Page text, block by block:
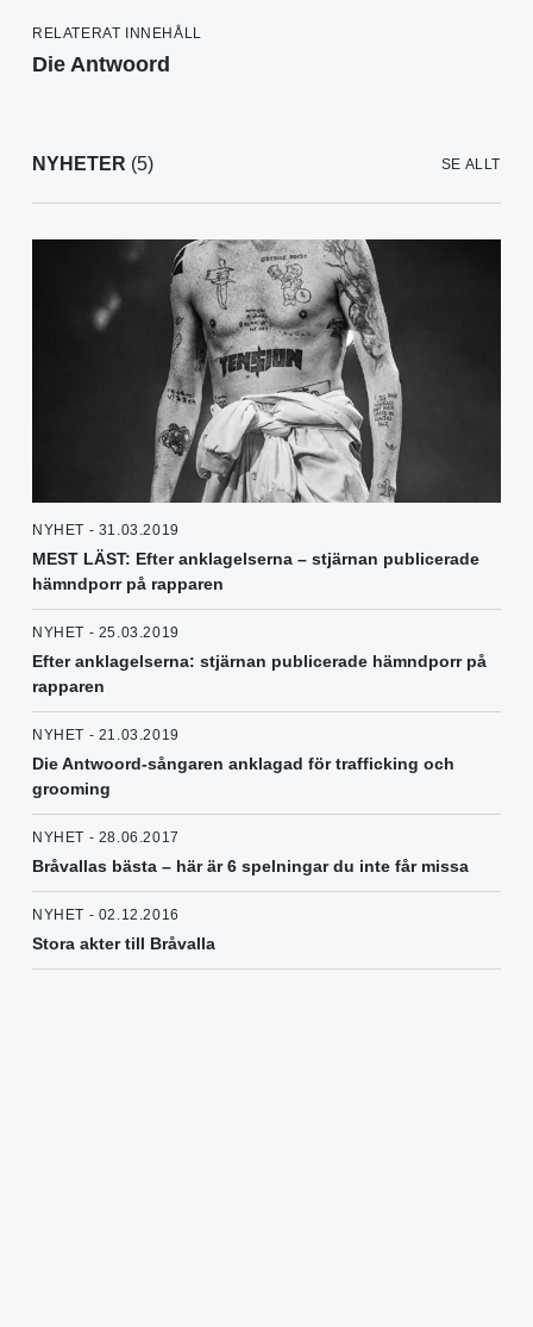
RELATERAT INNEHÅLL
Die Antwoord
NYHETER (5) SE ALLT
NYHET - 31.03.2019
MEST LÄST: Efter anklagelserna – stjärnan publicerade
hämndporr på rapparen
NYHET - 25.03.2019
Efter anklagelserna: stjärnan publicerade hämndporr på
rapparen
NYHET - 21.03.2019
Die Antwoord-sångaren anklagad för trafficking och
grooming
NYHET - 28.06.2017
Bråvallas bästa – här är 6 spelningar du inte får missa
NYHET - 02.12.2016
Stora akter till Bråvalla